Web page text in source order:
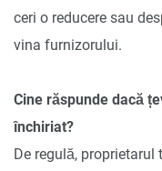
ceri o reducere sau
vina furnizorului.
Cine răspunde dacă
închiriat?
De regulă,